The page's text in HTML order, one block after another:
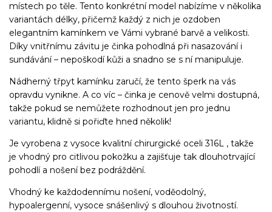
místech po těle. Tento konkrétní model nabízíme v několika
variantách délky, přičemž každý z nich je ozdoben
elegantním kamínkem ve Vámi vybrané barvě a velikosti.
Díky vnitřnímu závitu je činka pohodlná při nasazování i
sundávání – nepoškodí kůži a snadno se s ní manipuluje.
Nádherný třpyt kamínku zaručí, že tento šperk na vás
opravdu vynikne. A co víc – činka je cenově velmi dostupná,
takže pokud se nemůžete rozhodnout jen pro jednu
variantu, klidně si pořiďte hned několik!
Je vyrobena z vysoce kvalitní chirurgické oceli 316L , takže
je vhodný pro citlivou pokožku a zajišťuje tak dlouhotrvající
pohodlí a nošení bez podráždění.
Vhodný ke každodennímu nošení, voděodolný,
hypoalergenní, vysoce snášenlivý s dlouhou životností.